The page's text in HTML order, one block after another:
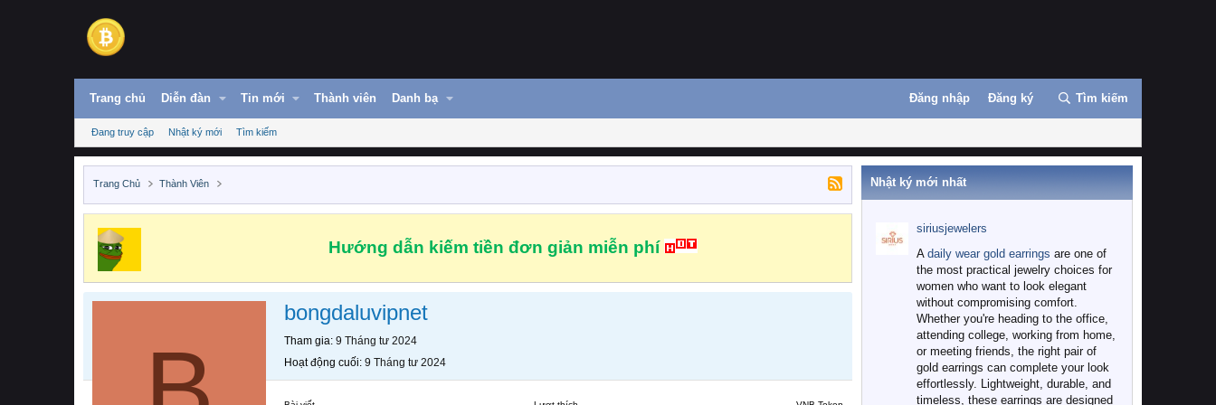
Trang chủ Diễn đàn Tin mới Thành viên Danh bạ Đăng nhập Đăng ký Tìm kiếm
Đang truy cập Nhật ký mới Tìm kiếm
Trang Chủ Thành Viên
Hướng dẫn kiếm tiền đơn giản miễn phí
bongdaluvipnet
Tham gia 9 Tháng tư 2024
Hoạt động cuối 9 Tháng tư 2024
Nhật ký mới nhất
siriusjewelers
A daily wear gold earrings are one of
the most practical jewelry choices for
women who want to look elegant
without compromising comfort.
Whether you're heading to the office,
attending college, working from home,
or meeting friends, the right pair of
gold earrings can complete your look
effortlessly. Lightweight, durable, and
timeless, these earrings are designed